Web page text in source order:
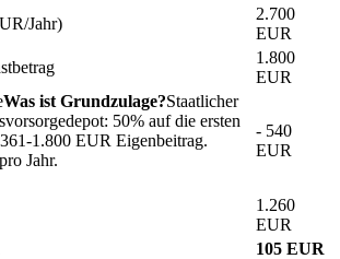
Jahr)
2.700
EUR
1.800
EUR
Was ist Grundzulage?Staatlicher
50% auf die ersten
1.800 EUR Eigenbeitrag.
Jahr.
- 540
EUR
1.260
EUR
105 EUR